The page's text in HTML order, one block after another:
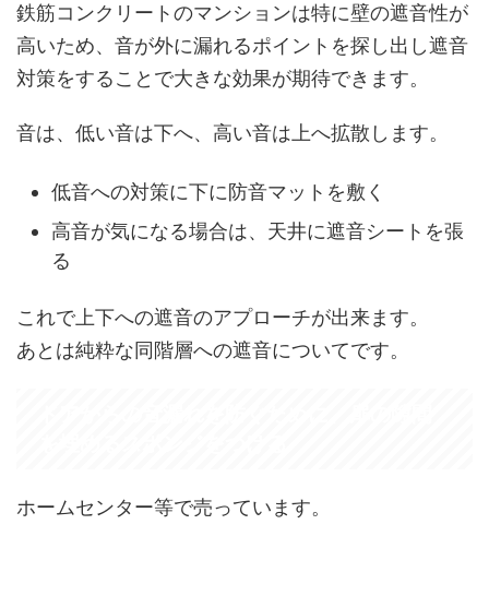
鉄筋コンクリートのマンションは特に壁の遮音性が
高いため、音が外に漏れるポイントを探し出し遮音
対策をすることで大きな効果が期待できます。
音は、低い音は下へ、高い音は上へ拡散します。
低音への対策に下に防音マットを敷く
高音が気になる場合は、天井に遮音シートを張
る
これで上下への遮音のアプローチが出来ます。
あとは純粋な同階層への遮音についてです。
ホームセンター等で売っています。